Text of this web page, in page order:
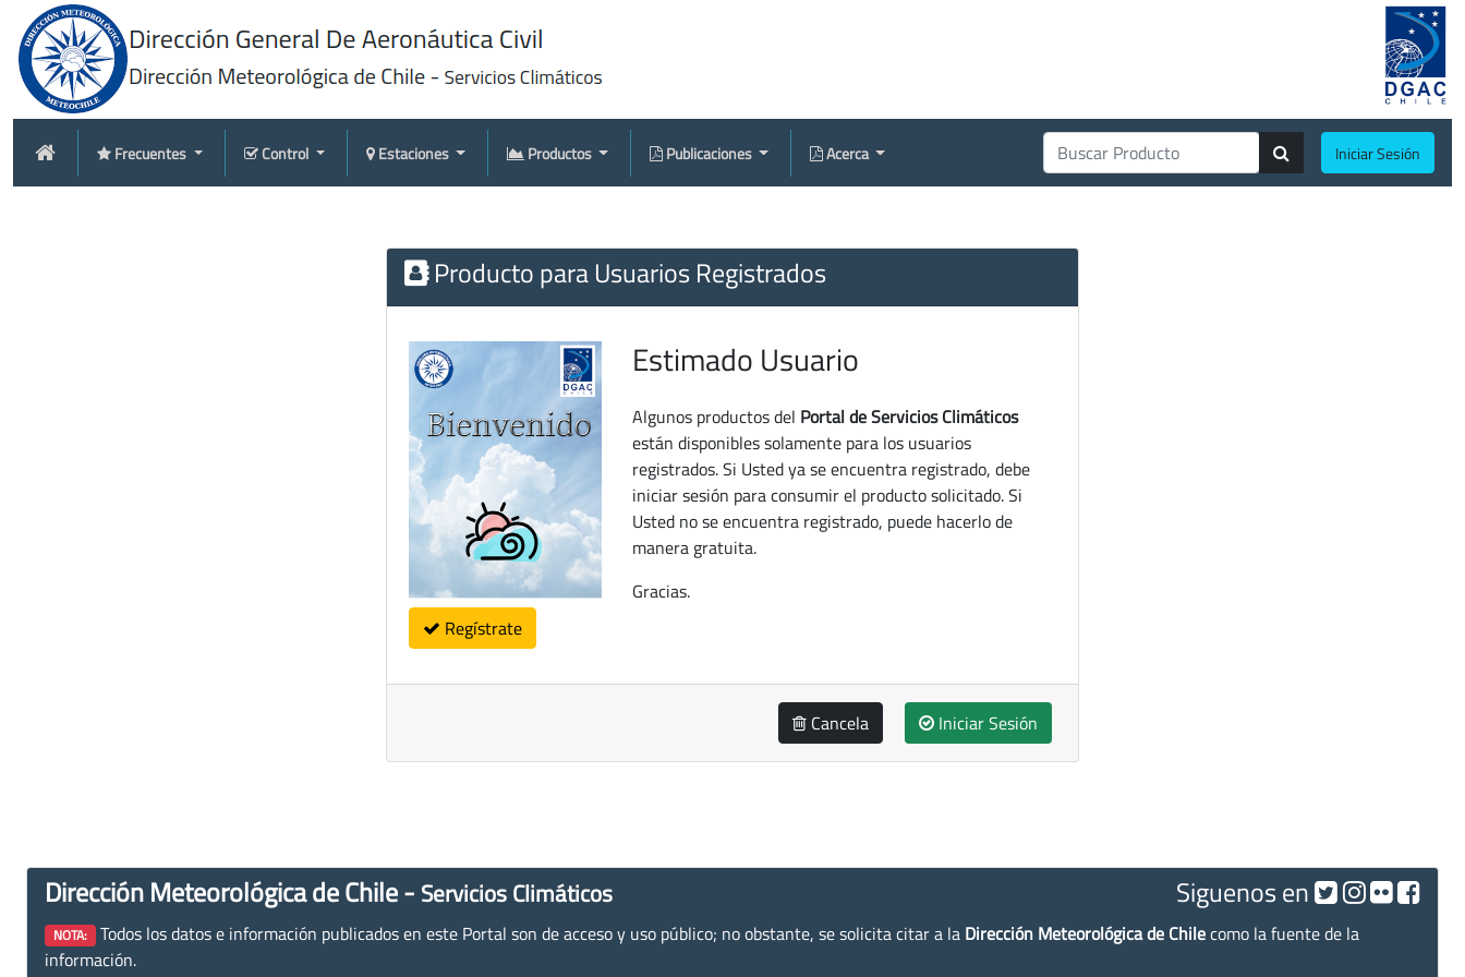
Frecuentes Control Estaciones Productos Publicaciones Acerca Iniciar Sesión
Producto para Usuarios Registrados
Regístrate
Estimado Usuario
Algunos productos del Portal de Servicios Climáticos
están disponibles solamente para los usuarios
registrados. Si Usted ya se encuentra registrado, debe
iniciar sesión para consumir el producto solicitado. Si
Usted no se encuentra registrado, puede hacerlo de
manera gratuita.
Gracias.
Cancela Iniciar Sesión
Dirección Meteorológica de Chile - Servicios Climáticos Siguenos en
NOTA: Todos los datos e información publicados en este Portal son de acceso y uso público; no obstante, se solicita citar a la Dirección Meteorológica de Chilecomo la fuente de la
información.